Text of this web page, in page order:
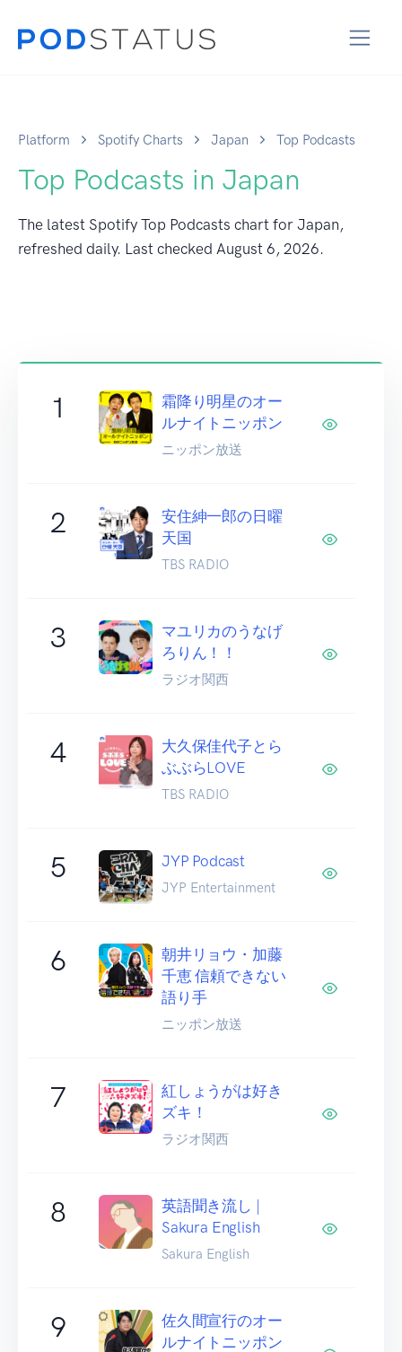
Platform Spotify Charts Japan Top Podcasts
Top Podcasts in Japan
The latest Spotify Top Podcasts chart for Japan,
refreshed daily. Last checked August 6, 2026.
1
霜降り明星のオー
ルナイトニッポン
ニッポン放送
2
安住紳一郎の日曜
天国
TBS RADIO
3
マユリカのうなげ
ろりん！！
ラジオ関西
4
大久保佳代子とら
ぶぶらLOVE
TBS RADIO
5 JYP Podcast
JYP Entertainment
6
朝井リョウ・加藤
千恵 信頼できない
語り手
ニッポン放送
7
紅しょうがは好き
ズキ！
ラジオ関西
8
英語聞き流し |
Sakura English
Sakura English
9
佐久間宣行のオー
ルナイトニッポン